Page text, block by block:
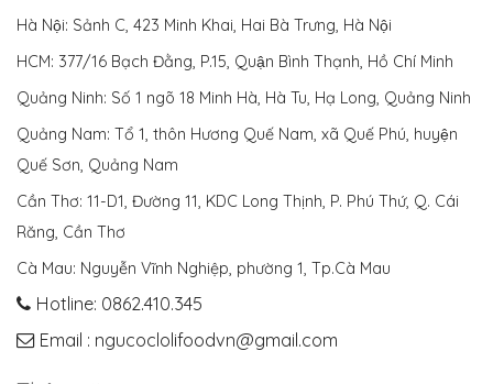
Hà Nội: Sảnh C, 423 Minh Khai, Hai Bà Trưng, Hà Nội
HCM: 377/16 Bạch Đằng, P.15, Quận Bình Thạnh, Hồ Chí Minh
Quảng Ninh: Số 1 ngõ 18 Minh Hà, Hà Tu, Hạ Long, Quảng Ninh
Quảng Nam: Tổ 1, thôn Hương Quế Nam, xã Quế Phú, huyện
Quế Sơn, Quảng Nam
Cần Thơ: 11-D1, Đường 11, KDC Long Thịnh, P. Phú Thứ, Q. Cái
Răng, Cần Thơ
Cà Mau: Nguyễn Vĩnh Nghiệp, phường 1, Tp.Cà Mau
Hotline: 0862.410.345
Email : ngucoclolifoodvn@gmail.com